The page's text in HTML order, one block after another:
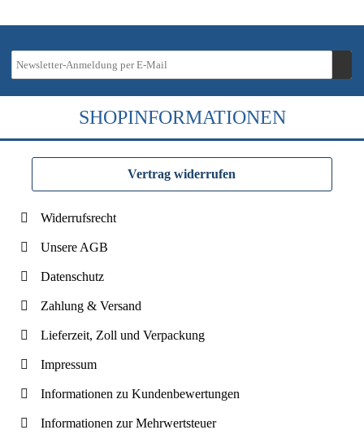
SHOPINFORMATIONEN
Vertrag widerrufen
Widerrufsrecht
Unsere AGB
Datenschutz
Zahlung & Versand
Lieferzeit, Zoll und Verpackung
Impressum
Informationen zu Kundenbewertungen
Informationen zur Mehrwertsteuer